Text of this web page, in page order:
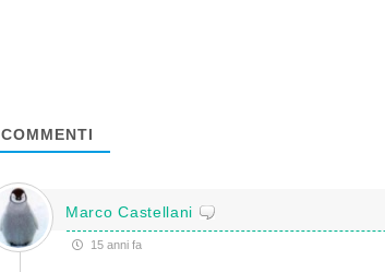
COMMENTI
Marco Castellani
15 anni fa